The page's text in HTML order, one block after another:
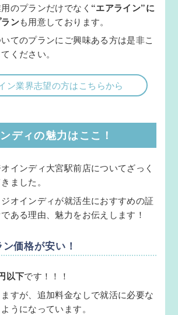
のプランだけでなく “エアライン”に
ンも用意しております。
てのプランにご興味ある方は是非こ
ください。
ン業界志望の方はこちらから
ディの魅力はここ！
インディ大宮駅前店についてざっく
ました。
オインディが就活生におすすめの証
ある理由、魅力をお伝えします！
価格が安い！
以下です！！！
すが、追加料金なしで就活に必要な
うになっています。